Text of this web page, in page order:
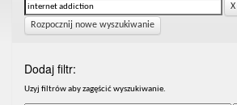
Rozpocznij nowe wyszukiwanie
Dodaj filtr:
Uzyj filtrów aby zagęścić wyszukiwanie.